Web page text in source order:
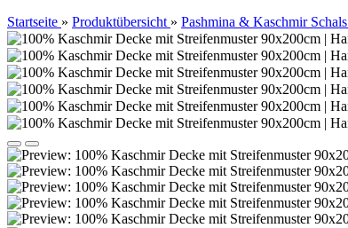
Startseite » Produktübersicht » Pashmina & Kaschmir Schals